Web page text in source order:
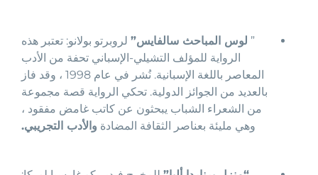
” لوس المباحث سالفايس”لروبرتو بولانو: تعتبر هذه
الرواية للمؤلف التشيلي-الإسباني تحفة من الأدب
المعاصر باللغة الإسبانية. نُشر في عام 1998 ، وقد فاز
بالعديد من الجوائز الدولية. تحكي الرواية قصة مجموعة
من الشعراء الشباب يبحثون عن كاتب غامض مفقود ،
وهي مليئة بعناصر الثقافة المضادة والأدب التجريبي.